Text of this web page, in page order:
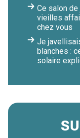
Ce salon
vieilles
chez vous
Je
blanches :
solaire